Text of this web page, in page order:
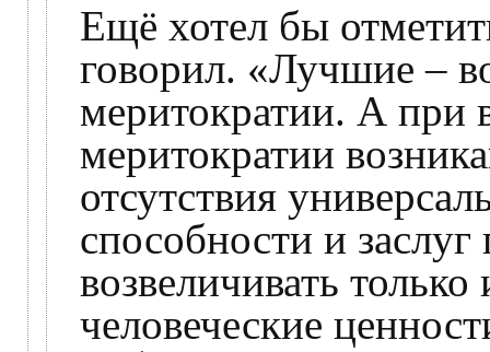
Ещё хотел бы
говорил. «Лучшие –
меритократии. А при
меритократии
отсутствия
способности и
возвеличивать только
человеческие